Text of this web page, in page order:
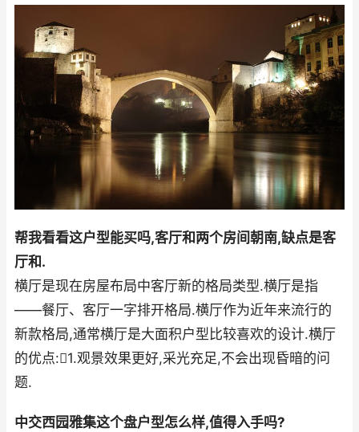
帮我看看这户型能买吗,客厅和两个房间朝南,缺点是客
厅和.
横厅是现在房屋布局中客厅新的格局类型.横厅是指
——餐厅、客厅一字排开格局.横厅作为近年来流行的
新款格局,通常横厅是大面积户型比较喜欢的设计.横厅
的优点:1.观景效果更好,采光充足,不会出现昏暗的问
题.
中交西园雅集这个盘户型怎么样,值得入手吗?